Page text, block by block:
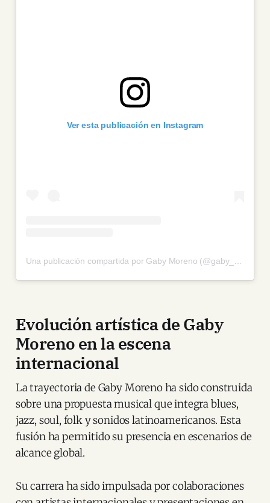
Ver esta publicación en Instagram
Una publicación compartida por Gaby Moreno (@gaby_moreno)
Evolución artística de Gaby
Moreno en la escena
internacional
La trayectoria de Gaby Moreno ha sido construida
sobre una propuesta musical que integra blues,
jazz, soul, folk y sonidos latinoamericanos. Esta
fusión ha permitido su presencia en escenarios de
alcance global.
Su carrera ha sido impulsada por colaboraciones